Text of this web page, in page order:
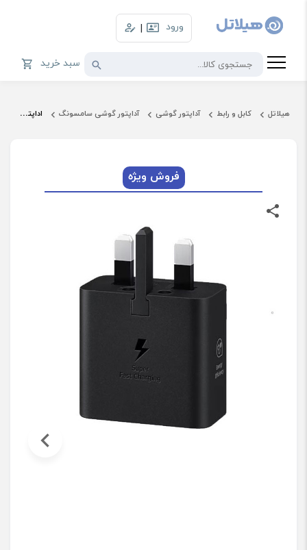
ورود |
سبد خرید
هیلاتل کابل و رابط آداپتور گوشی آداپتور گوشی سامسونگ اداپتور 25 وات 3 پین سامسونگ مدل EP-T2510
فروش ویژه